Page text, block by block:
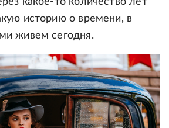
историю о времени, в
живем сегодня.